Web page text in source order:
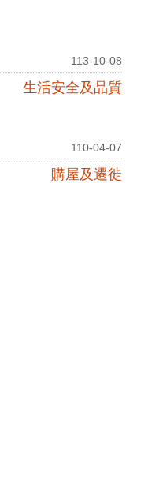
113-10-08
生活安全及品質
110-04-07
購屋及遷徙